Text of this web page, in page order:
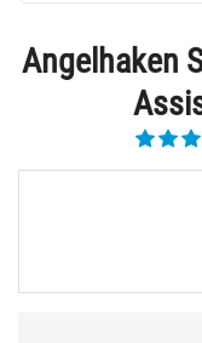
Angelhaken